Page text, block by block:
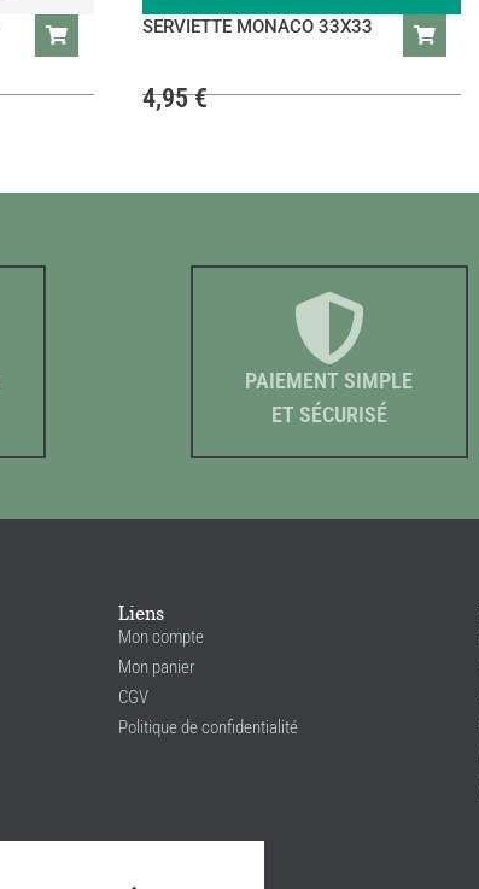
SERVIETTE MONACO 33X33
4,95€
PAIEMENT SIMPLE
ET SÉCURISÉ
Liens
Mon compte
Mon panier
CGV
Politique de confidentialité